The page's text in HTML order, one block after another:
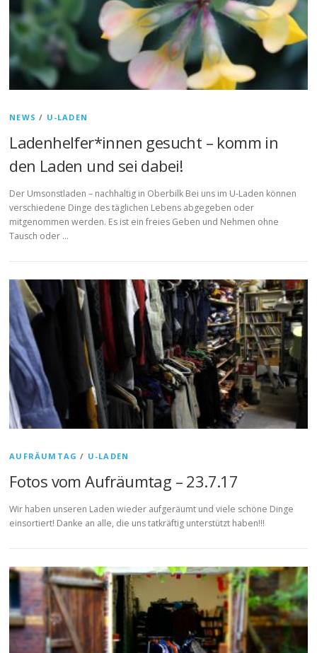
NEWS / U-LADEN
Ladenhelfer*innen gesucht – komm in
den Laden und sei dabei!
Der Umsonstladen – nachhaltig in Oberbilk Bei uns im U-Laden können
verschiedene Dinge des täglichen Lebens abgegeben oder
mitgenommen werden. Es ist ein freies Geben und Nehmen ohne
Tausch oder …
AUFRÄUMTAG / U-LADEN
Fotos vom Aufräumtag – 23.7.17
Wir haben unseren Laden wieder aufgeräumt und viele schöne Dinge
einsortiert! Danke an alle, die uns tatkräftig unterstützt haben!!!